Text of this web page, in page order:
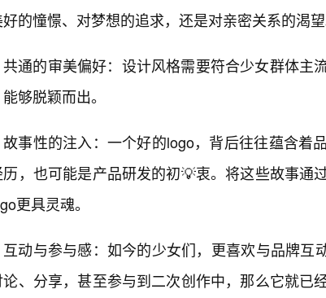
的憧憬、对梦想的追求，还是对亲密关系的渴望
共通的审美偏好：设计风格需要符合少女群体主
够脱颖而出。
故事性的注入：一个好的logo，背后往往蕴含着
，也可能是产品研发的初💡衷。将这些故事通
更具灵魂。
互动与参与感：如今的少女们，更喜欢与品牌互
论、分享，甚至参与到二次创作中，那么它就已